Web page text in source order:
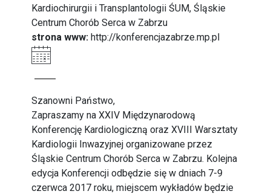
Kardiochirurgii i Transplantologii ŚUM, Śląskie
Centrum Chorób Serca w Zabrzu
strona www: http://konferencjazabrze.mp.pl
Szanowni Państwo,
Zapraszamy na XXIV Międzynarodową
Konferencję Kardiologiczną oraz XVIII Warsztaty
Kardiologii Inwazyjnej organizowane przez
Śląskie Centrum Chorób Serca w Zabrzu. Kolejna
edycja Konferencji odbędzie się w dniach 7-9
czerwca 2017 roku, miejscem wykładów będzie